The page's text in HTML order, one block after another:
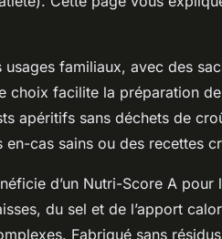
familiaux, avec des
choix facilite la préparation
apéritifs sans déchets de
cas sains ou des recettes
d’un Nutri-Score A pour
du sel et de l’apport
Fabriqué sans